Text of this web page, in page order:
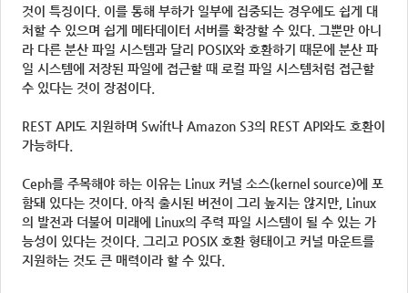
것이 특징이다. 이를 통해 부하가 일부에 집중되는 경우에도 쉽게 대
처할 수 있으며 쉽게 메타데이터 서버를 확장할 수 있다. 그뿐만 아니
라 다른 분산 파일 시스템과 달리 POSIX와 호환하기 때문에 분산 파
일 시스템에 저장된 파일에 접근할 때 로컬 파일 시스템처럼 접근할
수 있다는 것이 장점이다.
REST API도 지원하며 Swift나 Amazon S3의 REST API와도 호환이
가능하다.
Ceph를 주목해야 하는 이유는 Linux 커널 소스(kernel source)에 포
함돼 있다는 것이다. 아직 출시된 버전이 그리 높지는 않지만, Linux
의 발전과 더불어 미래에 Linux의 주력 파일 시스템이 될 수 있는 가
능성이 있다는 것이다. 그리고 POSIX 호환 형태이고 커널 마운트를
지원하는 것도 큰 매력이라 할 수 있다.